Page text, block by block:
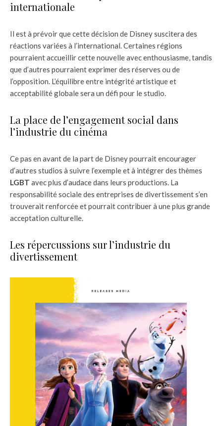
internationale
Il est à prévoir que cette décision de Disney suscitera des
réactions variées à l’international. Certaines régions
pourraient accueillir cette nouvelle avec enthousiasme, tandis
que d’autres pourraient exprimer des réserves ou de
l’opposition. L’équilibre entre intégrité artistique et
acceptabilité globale sera un défi pour le studio.
La place de l’engagement social dans
l’industrie du cinéma
Ce pas en avant de la part de Disney pourrait encourager
d’autres studios à suivre l’exemple et à intégrer des thèmes
LGBT avec plus d’audace dans leurs productions. La
responsabilité sociale des entreprises de divertissement s’en
trouverait renforcée et pourrait contribuer à une plus grande
acceptation culturelle.
Les répercussions sur l’industrie du
divertissement